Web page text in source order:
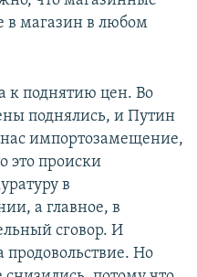
в магазин в любом
к поднятию цен. Во
поднялись, и Путин
нас импортозамещение,
это происки
в
а главное, в
сговор. И
Но